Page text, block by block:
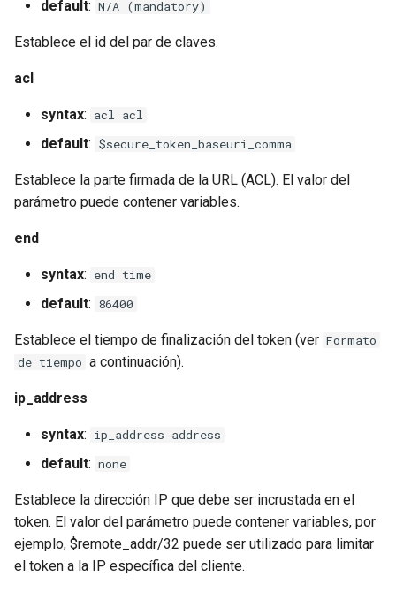
default: N/A (mandatory)
Establece el id del par de claves.
acl
syntax: acl acl
default: $secure_token_baseuri_comma
Establece la parte firmada de la URL (ACL). El valor del
parámetro puede contener variables.
end
syntax: end time
default: 86400
Establece el tiempo de finalización del token (ver Formato
de tiempo a continuación).
ip_address
syntax: ip_address address
default: none
Establece la dirección IP que debe ser incrustada en el
token. El valor del parámetro puede contener variables, por
ejemplo, $remote_addr/32 puede ser utilizado para limitar
el token a la IP específica del cliente.